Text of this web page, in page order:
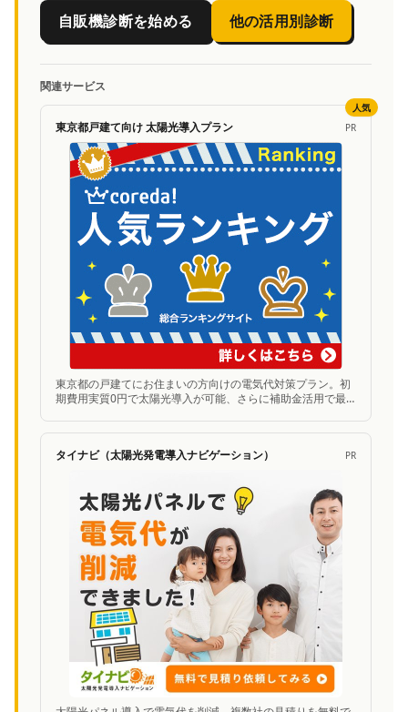
自販機診断を始める 他の活用別診断
関連サービス
東京都戸建て向け 太陽光導入プラン PR
東京都の戸建てにお住まいの方向けの電気代対策プラン。初
期費用実質0円で太陽光導入が可能、さらに補助金活用で最
人気
タイナビ（太陽光発電導入ナビゲーション） PR